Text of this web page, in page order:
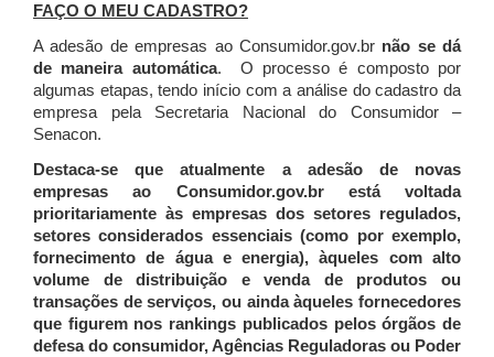
FAÇO O MEU CADASTRO?
A adesão de empresas ao Consumidor.gov.br não se dá
de maneira automática. O processo é composto por
algumas etapas, tendo início com a análise do cadastro da
empresa pela Secretaria Nacional do Consumidor –
Senacon.
Destaca-se que atualmente a adesão de novas
empresas ao Consumidor.gov.br está voltada
prioritariamente às empresas dos setores regulados,
setores considerados essenciais (como por exemplo,
fornecimento de água e energia), àqueles com alto
volume de distribuição e venda de produtos ou
transações de serviços, ou ainda àqueles fornecedores
que figurem nos rankings publicados pelos órgãos de
defesa do consumidor, Agências Reguladoras ou Poder